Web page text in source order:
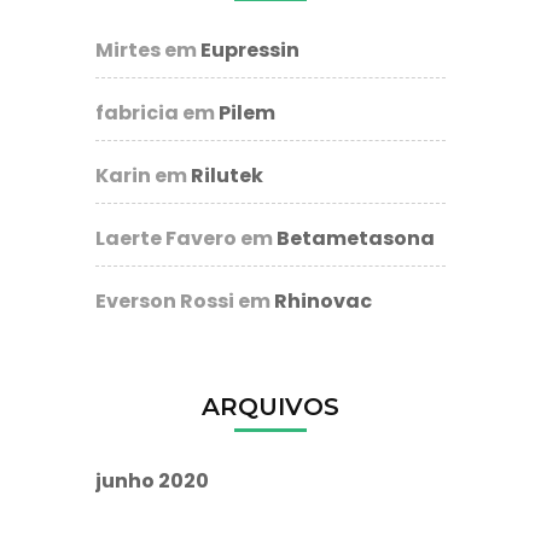
Mirtesem Eupressin
fabricia em Pilem
Karin em Rilutek
Laerte Favero em Betametasona
Everson Rossi em Rhinovac
ARQUIVOS
junho 2020